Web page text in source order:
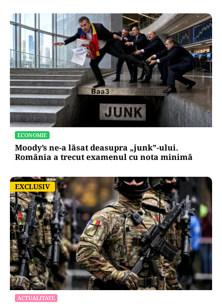
ECONOMIE
Moody’s ne-a lăsat deasupra „junk”-ului.
România a trecut examenul cu nota minimă
EXCLUSIV
EXCLUSIV
ACTUALITATE